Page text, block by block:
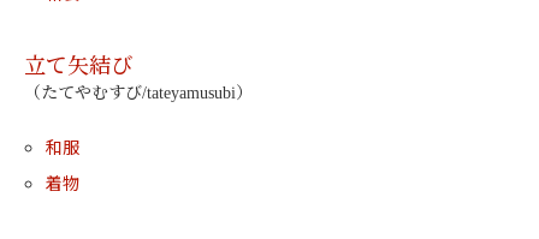
立て矢結び
（たてやむすび/tateyamusubi）
和服
着物